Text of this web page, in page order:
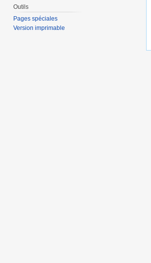
Outils
Pages spéciales
Version imprimable